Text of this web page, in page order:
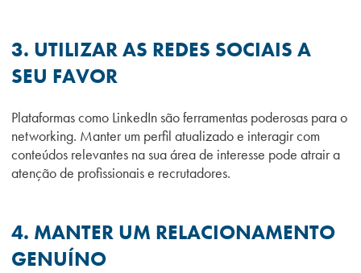
3. UTILIZAR AS REDES SOCIAIS A
SEU FAVOR
Plataformas como LinkedIn são ferramentas poderosas para o
networking. Manter um perfil atualizado e interagir com
conteúdos relevantes na sua área de interesse pode atrair a
atenção de profissionais e recrutadores.
4. MANTER UM RELACIONAMENTO
GENUÍNO